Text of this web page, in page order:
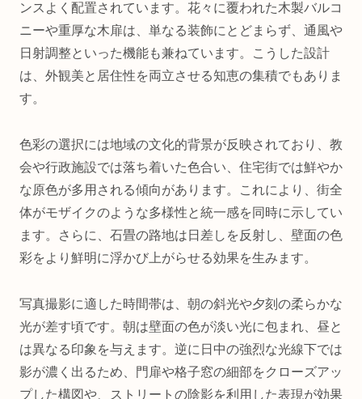
ンスよく配置されています。花々に覆われた木製バルコ
ニーや重厚な木扉は、単なる装飾にとどまらず、通風や
日射調整といった機能も兼ねています。こうした設計
は、外観美と居住性を両立させる知恵の集積でもありま
す。
色彩の選択には地域の文化的背景が反映されており、教
会や行政施設では落ち着いた色合い、住宅街では鮮やか
な原色が多用される傾向があります。これにより、街全
体がモザイクのような多様性と統一感を同時に示してい
ます。さらに、石畳の路地は日差しを反射し、壁面の色
彩をより鮮明に浮かび上がらせる効果を生みます。
写真撮影に適した時間帯は、朝の斜光や夕刻の柔らかな
光が差す頃です。朝は壁面の色が淡い光に包まれ、昼と
は異なる印象を与えます。逆に日中の強烈な光線下では
影が濃く出るため、門扉や格子窓の細部をクローズアッ
プした構図や、ストリートの陰影を利用した表現が効果